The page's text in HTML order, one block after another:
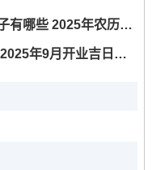
；农历七月十三,丙子
行、安葬等事 -选择时
农历9月有哪些适合结婚的日子
9月开业吉日有哪些